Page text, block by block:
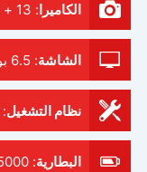
الكاميرا : 13 + 0.3 ميجا بيكسل
الشاشة: 6.5 بوصة
نظام التشغيل:
البطارية: 5000 ميلي